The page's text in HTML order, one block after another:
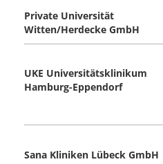
Private Universität
Witten/Herdecke GmbH
UKE Universitätsklinikum
Hamburg-Eppendorf
Sana Kliniken Lübeck GmbH